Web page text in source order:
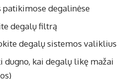
degalinėse
degalų filtrą
degalų sistemos valiklius
kai degalų likę mažai